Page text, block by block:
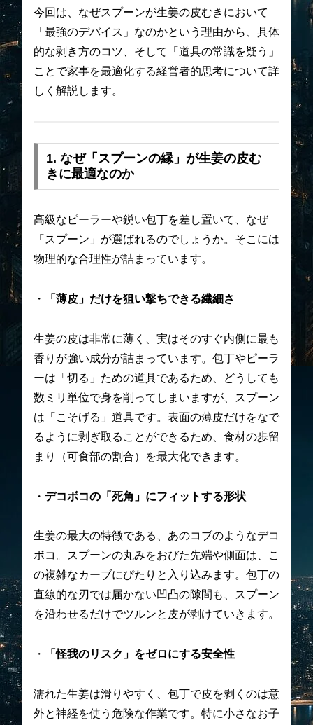
今回は、なぜスプーンが生姜の皮むきにおいて
「最強のデバイス」なのかという理由から、具体
的な剥き方のコツ、そして「道具の常識を疑う」
ことで家事を最適化する経営者的思考について詳
しく解説します。
1. なぜ「スプーンの縁」が生姜の皮む
きに最適なのか
高級なピーラーや鋭い包丁を差し置いて、なぜ
「スプーン」が選ばれるのでしょうか。そこには
物理的な合理性が詰まっています。
・ 「薄皮」だけを狙い撃ちできる繊細さ
生姜の皮は非常に薄く、実はそのすぐ内側に最も
香りが強い成分が詰まっています。包丁やピーラ
ーは「切る」ための道具であるため、どうしても
数ミリ単位で身を削ってしまいますが、スプーン
は「こそげる」道具です。表面の薄皮だけをなで
るように剥ぎ取ることができるため、食材の歩留
まり（可食部の割合）を最大化できます。
・ デコボコの「死角」にフィットする形状
生姜の最大の特徴である、あのコブのようなデコ
ボコ。スプーンの丸みをおびた先端や側面は、こ
の複雑なカーブにぴたりと入り込みます。包丁の
直線的な刃では届かない凹凸の隙間も、スプーン
を沿わせるだけでツルンと皮が剥けていきます。
・ 「怪我のリスク」をゼロにする安全性
濡れた生姜は滑りやすく、包丁で皮を剥くのは意
外と神経を使う危険な作業です。特に小さなお子